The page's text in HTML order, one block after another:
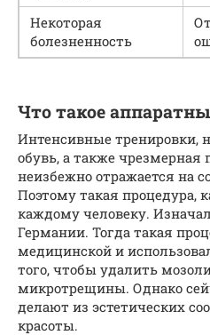
Некоторая
болезненность
Что такое
Интенсивные тренировки,
обувь, а также чрезмерная
неизбежно отражается на
Поэтому такая процедура,
каждому человеку.
Германии. Тогда такая
медицинской и
того, чтобы удалить
микротрещины. Однако
делают из эстетических
красоты.